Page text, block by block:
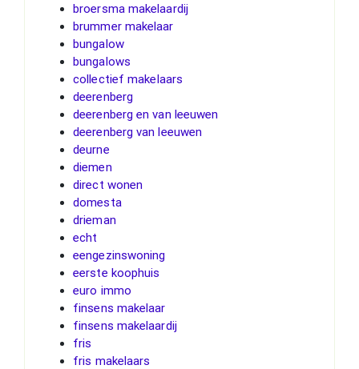
broersma makelaardij
brummer makelaar
bungalow
bungalows
collectief makelaars
deerenberg
deerenberg en van leeuwen
deerenberg van leeuwen
deurne
diemen
direct wonen
domesta
drieman
echt
eengezinswoning
eerste koophuis
euro immo
finsens makelaar
finsens makelaardij
fris
fris makelaars